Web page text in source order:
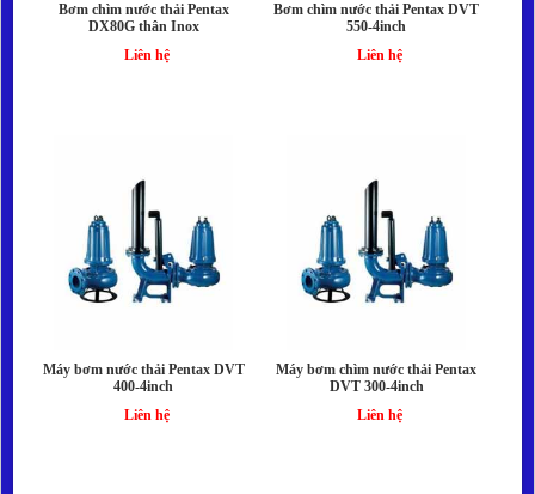
Bơm chìm nước thải Pentax
DX80G thân Inox
Liên hệ
Bơm chìm nước thải Pentax DVT
550-4inch
Liên hệ
Máy bơm nước thải Pentax DVT
400-4inch
Liên hệ
Máy bơm chìm nước thải Pentax
DVT 300-4inch
Liên hệ